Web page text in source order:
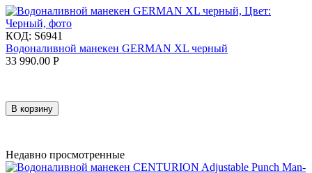
КОД: S6941
Водоналивной манекен GERMAN XL черный
33 990.00 Р
В корзину
Недавно просмотренные